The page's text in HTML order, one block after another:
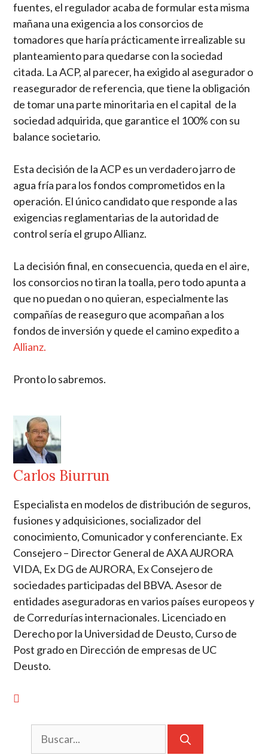
fuentes, el regulador acaba de formular esta misma
mañana una exigencia a los consorcios de
tomadores que haría prácticamente irrealizable su
planteamiento para quedarse con la sociedad
citada. La ACP, al parecer, ha exigido al asegurador o
reasegurador de referencia, que tiene la obligación
de tomar una parte minoritaria en el capital de la
sociedad adquirida, que garantice el 100% con su
balance societario.
Esta decisión de la ACP es un verdadero jarro de
agua fría para los fondos comprometidos en la
operación. El único candidato que responde a las
exigencias reglamentarias de la autoridad de
control sería el grupo Allianz.
La decisión final, en consecuencia, queda en el aire,
los consorcios no tiran la toalla, pero todo apunta a
que no puedan o no quieran, especialmente las
compañías de reaseguro que acompañan a los
fondos de inversión y quede el camino expedito a
Allianz.
Pronto lo sabremos.
Carlos Biurrun
Especialista en modelos de distribución de seguros,
fusiones y adquisiciones, socializador del
conocimiento, Comunicador y conferenciante. Ex
Consejero – Director General de AXA AURORA
VIDA, Ex DG de AURORA, Ex Consejero de
sociedades participadas del BBVA. Asesor de
entidades aseguradoras en varios países europeos y
de Corredurías internacionales. Licenciado en
Derecho por la Universidad de Deusto, Curso de
Post grado en Dirección de empresas de UC
Deusto.